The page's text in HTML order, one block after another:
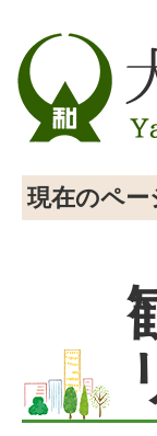
現在のペー